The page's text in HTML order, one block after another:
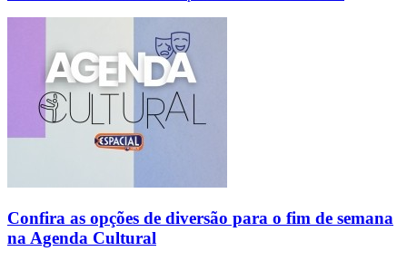
Confira as opções de diversão para o fim de semana
na Agenda Cultural